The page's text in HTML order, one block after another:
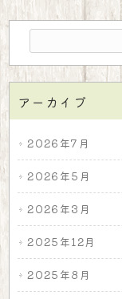
アーカイブ
2026年7月
2026年5月
2026年3月
2025年12月
2025年8月